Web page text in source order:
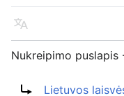
Kalba
Nukreipimo puslapis
Lietuvos